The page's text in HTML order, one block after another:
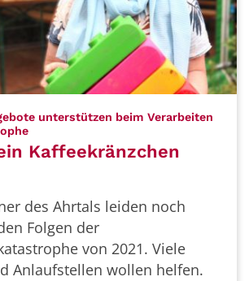
unterstützen beim Verarbeiten
:
Kaffeekränzchen
des Ahrtals leiden noch
Folgen der
von 2021. Viele
Anlaufstellen wollen helfen.